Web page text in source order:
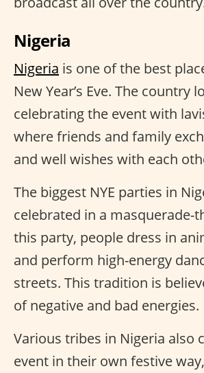
Nigeria
Nigeria is one of the best
New Year’s Eve. The country
celebrating the event with
where friends and family
and well wishes with each
The biggest NYE parties in
celebrated in a masquerade-
this party, people dress in
and perform high-energy
streets. This tradition is
of negative and bad energies.
Various tribes in Nigeria also
event in their own festive